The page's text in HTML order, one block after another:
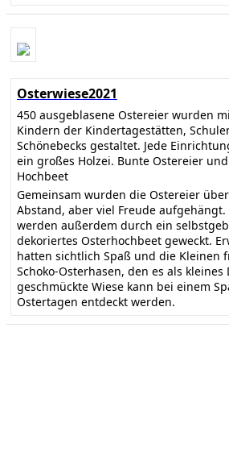
Osterwiese2021
450 ausgeblasene Ostereier wurden
Kindern der Kindertagestätten,
Schönebecks gestaltet. Jede
ein großes Holzei. Bunte Ostereier
Hochbeet
Gemeinsam wurden die Ostereier
Abstand, aber viel Freude
werden außerdem durch ein
dekoriertes Osterhochbeet geweckt.
hatten sichtlich Spaß und die Kleinen
Schoko-Osterhasen, den es als kleines
geschmückte Wiese kann bei einem
Ostertagen entdeckt werden.